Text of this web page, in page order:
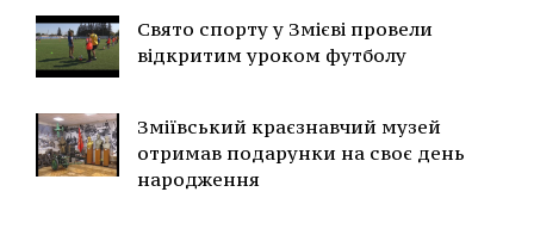
Свято спорту у Змієві провели
відкритим уроком футболу
Зміївський краєзнавчий музей
отримав подарунки на своє день
народження